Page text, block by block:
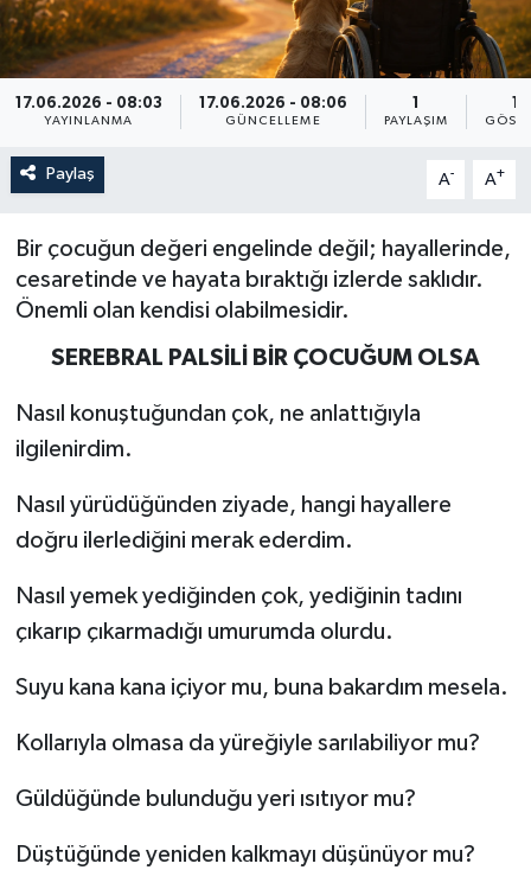
17.06.2026 - 08:03
YAYINLANMA
17.06.2026 - 08:06
GÜNCELLEME PAYLAŞIM
Paylaş A- A+
Bir çocuğun değeri engelinde değil; hayallerinde,
cesaretinde ve hayata bıraktığı izlerde saklıdır.
Önemli olan kendisi olabilmesidir.
SEREBRAL PALSİLİ BİR ÇOCUĞUM OLSA
Nasıl konuştuğundan çok, ne anlattığıyla
ilgilenirdim.
Nasıl yürüdüğünden ziyade, hangi hayallere
doğru ilerlediğini merak ederdim.
Nasıl yemek yediğinden çok, yediğinin tadını
çıkarıp çıkarmadığı umurumda olurdu.
Suyu kana kana içiyor mu, buna bakardım mesela.
Kollarıyla olmasa da yüreğiyle sarılabiliyor mu?
Güldüğünde bulunduğu yeri ısıtıyor mu?
Düştüğünde yeniden kalkmayı düşünüyor mu?